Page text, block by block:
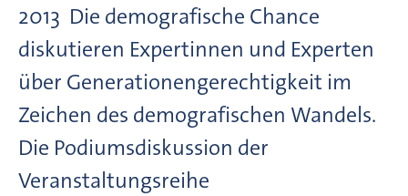
2013  Die demografische Chance
diskutieren Expertinnen und Experten
über Generationengerechtigkeit im
Zeichen des demografischen Wandels.
Die Podiumsdiskussion der
Veranstaltungsreihe